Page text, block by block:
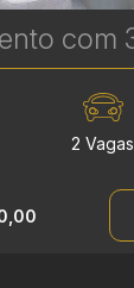
2 Vagas